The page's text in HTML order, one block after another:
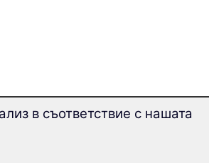
в съответствие с нашата